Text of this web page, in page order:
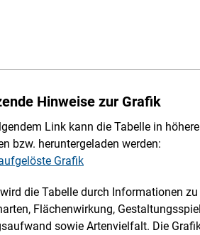
Hinweise zur Grafik
Link kann die Tabelle in
bzw. heruntergeladen werden:
Grafik
die Tabelle durch Informationen
Flächenwirkung,
sowie Artenvielfalt. Die